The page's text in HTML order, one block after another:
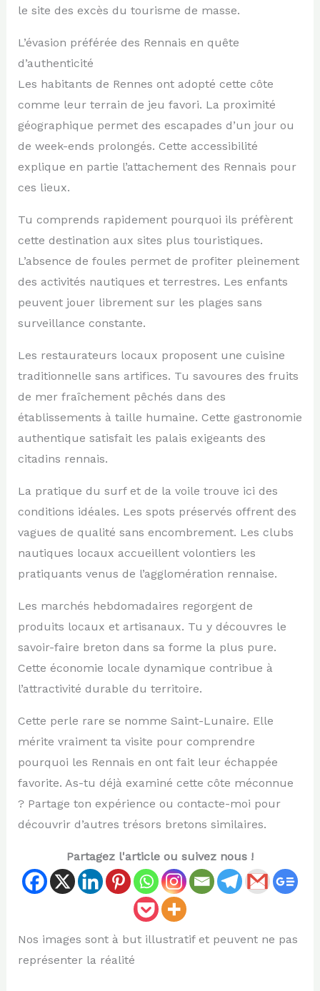
le site des excès du tourisme de masse.
L’évasion préférée des Rennais en quête
d’authenticité
Les habitants de Rennes ont adopté cette côte
comme leur terrain de jeu favori. La proximité
géographique permet des escapades d’un jour ou
de week-ends prolongés. Cette accessibilité
explique en partie l’attachement des Rennais pour
ces lieux.
Tu comprends rapidement pourquoi ils préfèrent
cette destination aux sites plus touristiques.
L’absence de foules permet de profiter pleinement
des activités nautiques et terrestres. Les enfants
peuvent jouer librement sur les plages sans
surveillance constante.
Les restaurateurs locaux proposent une cuisine
traditionnelle sans artifices. Tu savoures des fruits
de mer fraîchement pêchés dans des
établissements à taille humaine. Cette gastronomie
authentique satisfait les palais exigeants des
citadins rennais.
La pratique du surf et de la voile trouve ici des
conditions idéales. Les spots préservés offrent des
vagues de qualité sans encombrement. Les clubs
nautiques locaux accueillent volontiers les
pratiquants venus de l’agglomération rennaise.
Les marchés hebdomadaires regorgent de
produits locaux et artisanaux. Tu y découvres le
savoir-faire breton dans sa forme la plus pure.
Cette économie locale dynamique contribue à
l’attractivité durable du territoire.
Cette perle rare se nomme Saint-Lunaire. Elle
mérite vraiment ta visite pour comprendre
pourquoi les Rennais en ont fait leur échappée
favorite. As-tu déjà examiné cette côte méconnue
? Partage ton expérience ou contacte-moi pour
découvrir d’autres trésors bretons similaires.
Partagez l'article ou suivez nous !
Nos images sont à but illustratif et peuvent ne pas
représenter la réalité